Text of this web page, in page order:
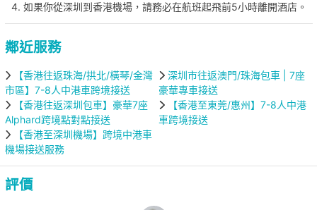
如果你從深圳到香港機場，請務必在航班起飛前5小時離開酒店。
鄰近服務
【香港往返珠海/拱北/橫琴/金灣
市區】7-8人中港車跨境接送
深圳市往返澳門/珠海包車 | 7座
豪華專車接送
【香港往返深圳包車】豪華7座
Alphard跨境點對點接送
【香港至東莞/惠州】7-8人中港
車跨境接送
【香港至深圳機場】跨境中港車
機場接送服務
評價